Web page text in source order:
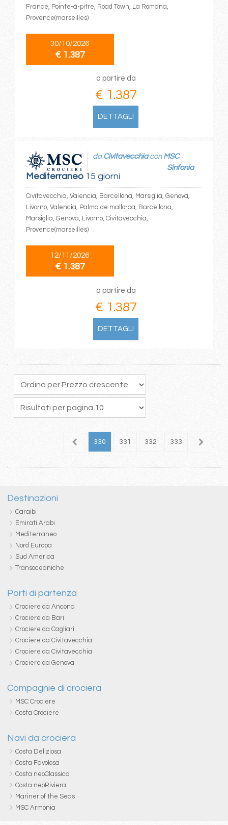
France, Pointe-à-pitre, Road Town, La Romana,
Provence(marseilles)
30/10/2026
€ 1.387
a partire da
€ 1.387
DETTAGLI
Mediterraneo15 giorni
da Civitavecchiacon MSC
Sinfonia
Civitavecchia, Valencia, Barcellona, Marsiglia, Genova,
Livorno, Valencia, Palma de mallorca, Barcellona,
Marsiglia, Genova, Livorno, Civitavecchia,
Provence(marseilles)
12/11/2026
€ 1.387
a partire da
€ 1.387
DETTAGLI
329 330 331 332 333 334
Destinazioni
Caraibi
Emirati Arabi
Mediterraneo
Nord Europa
Sud America
Transoceaniche
Porti di partenza
Crociere da Ancona
Crociere da Bari
Crociere da Cagliari
Crociere da Civitavecchia
Crociere da Civitavecchia
Crociere da Genova
Compagnie di crociera
MSC Crociere
Costa Crociere
Navi da crociera
Costa Deliziosa
Costa Favolosa
Costa neoClassica
Costa neoRiviera
Mariner of the Seas
MSC Armonia